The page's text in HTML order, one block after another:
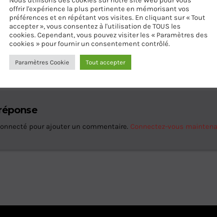
D’ARTICLES (0)
pour ajouter un commentaire. Connectez-vous
offrir l'expérience la plus pertinente en mémorisant vos
préférences et en répétant vos visites. En cliquant sur « Tout
accepter », vous consentez à l'utilisation de TOUS les
cookies. Cependant, vous pouvez visiter les « Paramètres des
cookies » pour fournir un consentement contrôlé.
Paramètres Cookie Tout accepter